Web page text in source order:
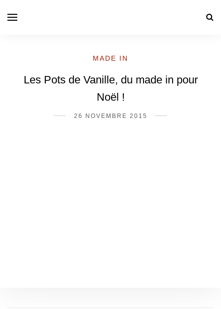
MADE IN
Les Pots de Vanille, du made in pour
Noël !
26 NOVEMBRE 2015